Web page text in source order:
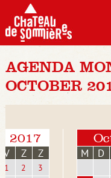
AGENDA
OCTOBER
2017
V Z Z
1 2
3
M D